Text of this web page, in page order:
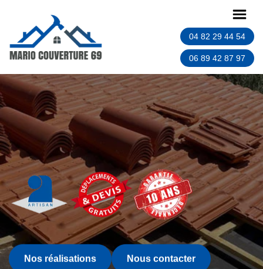
04 82 29 44 54
06 89 42 87 97
Nos réalisations Nous contacter